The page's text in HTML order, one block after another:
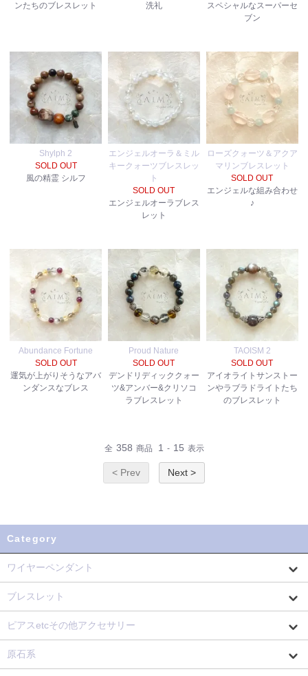
ンたちのブレスレット
洗礼
スペシャルなスーパーセ
ブン
Shylph 2
SOLD OUT
風の精霊 シルフ
エンジェルオーラ＆ミル
キークォーツブレスレッ
ト
SOLD OUT
エンジェルオーラブレス
レット
ローズクォーツ＆アクア
マリンブレスレット
SOLD OUT
エンジェルな組み合わせ
♪
Abundance Fortune
SOLD OUT
運気が上がりそうなアバ
ンダンスなブレス
Proud Nature
SOLD OUT
デンドリディッククォー
ツ&アンバー&クリソコ
ラブレスレット
TAOISM 2
SOLD OUT
アイオライトサンストー
ンやラブラドライトたち
のブレスレット
全 358 商品 1 - 15 表示
< Prev Next >
Category
ワイヤーペンダント
ブレスレット
ピアスetcその他アクセサリー
原石系